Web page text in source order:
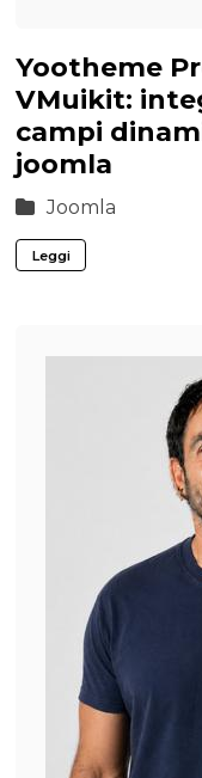
Yootheme
VMuikit:
campi
joomla
Joomla
Leggi